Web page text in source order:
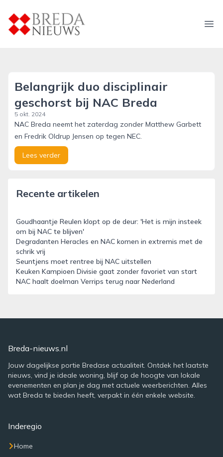
breda-nieuws.nl
Belangrijk duo disciplinair
geschorst bij NAC Breda
5 okt. 2024
NAC Breda neemt het zaterdag zonder Matthew Garbett
en Fredrik Oldrup Jensen op tegen NEC.
Lees verder
Recente artikelen
Goudhaantje Reulen klopt op de deur: 'Het is mijn insteek
om bij NAC te blijven'
Degradanten Heracles en NAC komen in extremis met de
schrik vrij
Seuntjens moet rentree bij NAC uitstellen
Keuken Kampioen Divisie gaat zonder favoriet van start
NAC haalt doelman Verrips terug naar Nederland
Breda-nieuws.nl
Jouw dagelijkse portie Bredase actualiteit. Ontdek het laatste
nieuws, vind je ideale woning, blijf op de hoogte van lokale
evenementen en plan je dag met actuele weerberichten. Alles
wat Breda te bieden heeft, verpakt in één enkele website.
Inderegio
Home